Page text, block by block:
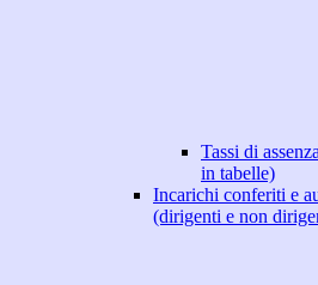
Tassi di
in tabelle)
Incarichi conferiti e
(dirigenti e non